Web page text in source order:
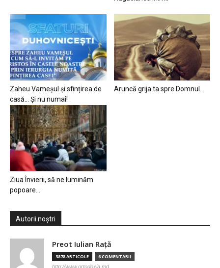
Zaheu Vameșul și sfințirea de
casă… Și nu numai!
Aruncă grija ta spre Domnul…
Ziua Învierii, să ne luminăm
popoare…
Autorii noștri
Preot Iulian Raţă
3878 ARTICOLE 6 COMENTARII
http://www.ortodoxia.md